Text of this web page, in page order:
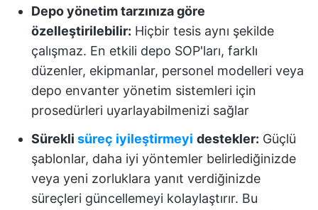
Depo yönetim tarzınıza göre
özelleştirilebilir: Hiçbir tesis aynı şekilde
çalışmaz. En etkili depo SOP'ları, farklı
düzenler, ekipmanlar, personel modelleri veya
depo envanter yönetim sistemleri için
prosedürleri uyarlayabilmenizi sağlar
Sürekli süreç iyileştirmeyi destekler: Güçlü
şablonlar, daha iyi yöntemler belirlediğinizde
veya yeni zorluklara yanıt verdiğinizde
süreçleri güncellemeyi kolaylaştırır. Bu